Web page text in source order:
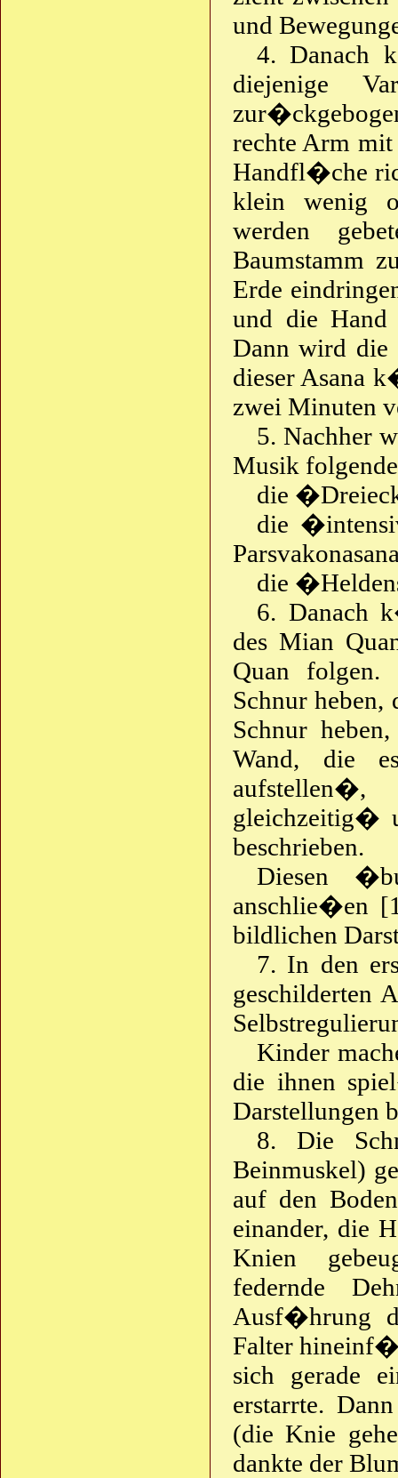
und
4. Danach
diejenige
rechte Arm mit
Handfl�che
klein wenig
werden
Baumstamm
Erde
und die
Dann wird die
dieser Asana
zwei Minuten
5. Nachher
Musik
die
die
die
6. Danach
des Mian
Quan
Schnur
Schnur
Wand, die
gleichzeitig�
beschrieben.
Diesen
anschlie�en
bildlichen
7. In den
geschilderten
Kinder
die ihnen
Darstellungen
8. Die
Beinmuskel)
auf den
einander, die
Knien
federnde
Ausf�hrung
Falter
sich gerade
erstarrte.
(die Knie
dankte der